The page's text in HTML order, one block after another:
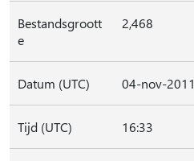
Bestandsgroott
e
2,468
Datum (UTC) 04-nov-2011
Tijd (UTC) 16:33